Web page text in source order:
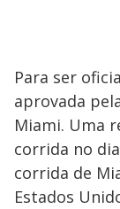
Para ser
aprovada
Miami. Uma
corrida no
corrida de
Estados